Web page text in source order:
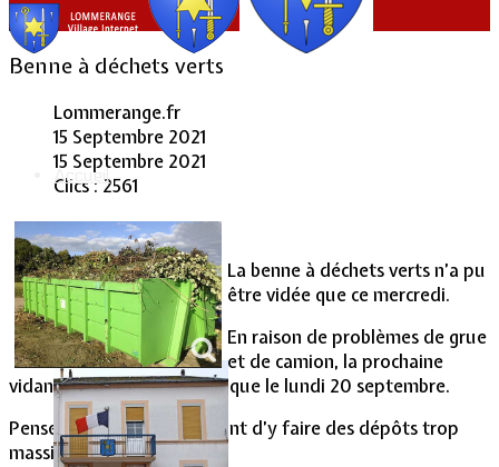
Accueil
Vie Municipale
Benne à déchets verts
Lommerange.fr
15 Septembre 2021
15 Septembre 2021
Clics : 2561
La benne à déchets verts n’a pu
être vidée que ce mercredi.
En raison de problèmes de grue
et de camion, la prochaine
vidange ne pourra se faire que le lundi 20 septembre.
Pensez aux autres en évitant d’y faire des dépôts trop
massifs.